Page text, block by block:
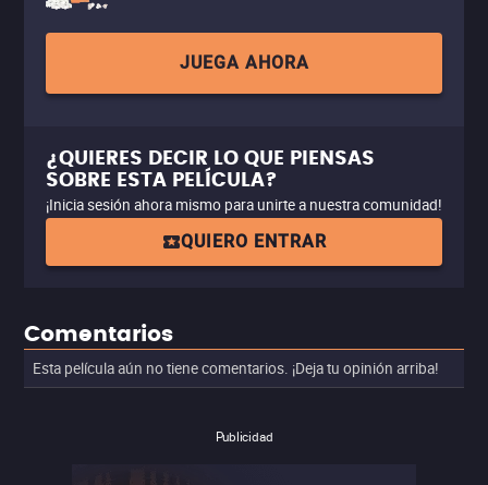
JUEGA AHORA
¿QUIERES DECIR LO QUE PIENSAS
SOBRE ESTA PELÍCULA?
¡Inicia sesión ahora mismo para unirte a nuestra comunidad!
QUIERO ENTRAR
Comentarios
Esta película aún no tiene comentarios. ¡Deja tu opinión arriba!
Publicidad